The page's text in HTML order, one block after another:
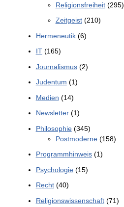
Religionsfreiheit(295)
Zeitgeist(210)
Hermeneutik(6)
IT(165)
Journalismus(2)
Judentum (1)
Medien (14)
Newsletter(1)
Philosophie(345)
Postmoderne(158)
Programmhinweis(1)
Psychologie(15)
Recht(40)
Religionswissenschaft(71)